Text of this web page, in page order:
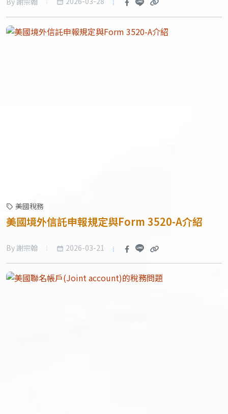
美國稅務
美國境外信託申報規定與Form 3520-A介紹
By 謝宗翰 2026-03-21